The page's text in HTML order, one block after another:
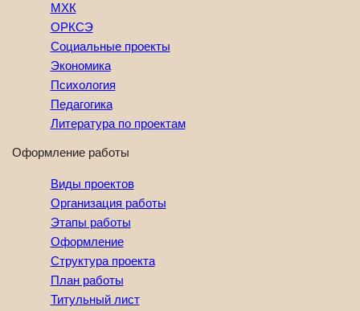
МХК
ОРКСЭ
Социальные проекты
Экономика
Психология
Педагогика
Литература по проектам
Оформление работы
Виды проектов
Организация работы
Этапы работы
Оформление
Структура проекта
План работы
Титульный лист